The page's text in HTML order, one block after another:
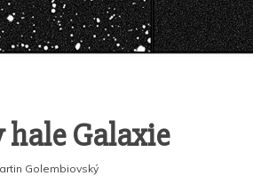
Galaxie
Golembiovský